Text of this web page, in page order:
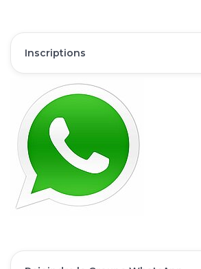
Inscriptions